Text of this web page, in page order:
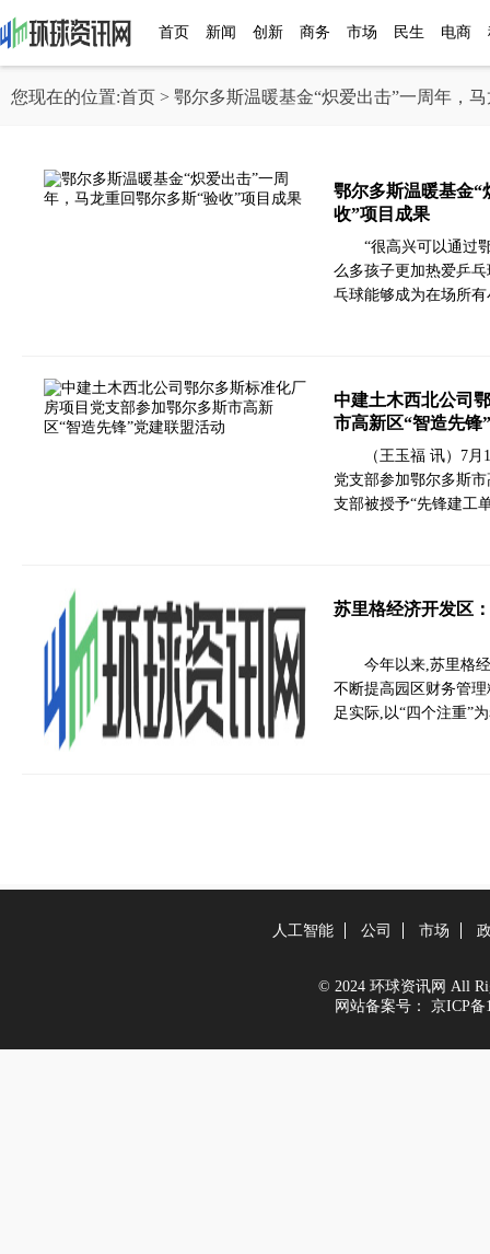
首页 新闻 创新 商务 市场 民生 电商
您现在的位置:首页 > 鄂尔多斯温暖基金“炽爱出击”一周年，
鄂尔多斯温暖基金“
收”项目成果
“很高兴可以通过
么多孩子更加热爱乒
乓球能够成为在场所
中建土木西北公司
市高新区“智造先锋
（王玉福 讯）7
党支部参加鄂尔多斯
支部被授予“先锋建工
苏里格经济开发区
今年以来,苏里格
不断提高园区财务管
足实际,以“四个注重”
人工智能 公司 市场
© 2024 环球资讯网 All
网站备案号：
京ICP备